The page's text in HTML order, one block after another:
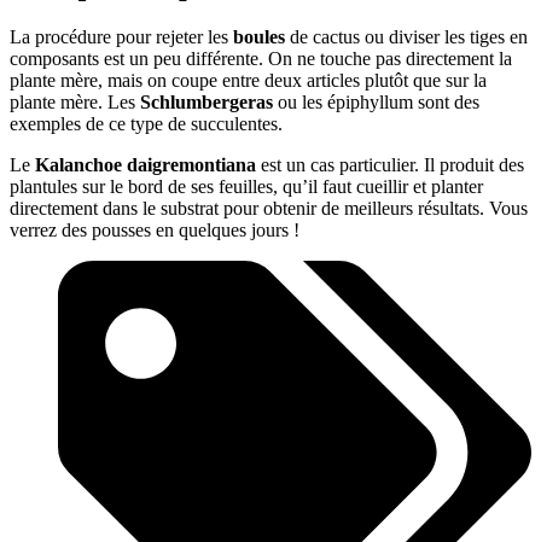
La procédure pour rejeter les boules de cactus ou diviser les tiges en
composants est un peu différente. On ne touche pas directement la
plante mère, mais on coupe entre deux articles plutôt que sur la
plante mère. Les Schlumbergeras ou les épiphyllum sont des
exemples de ce type de succulentes.
Le Kalanchoe daigremontiana est un cas particulier. Il produit des
plantules sur le bord de ses feuilles, qu’il faut cueillir et planter
directement dans le substrat pour obtenir de meilleurs résultats. Vous
verrez des pousses en quelques jours !